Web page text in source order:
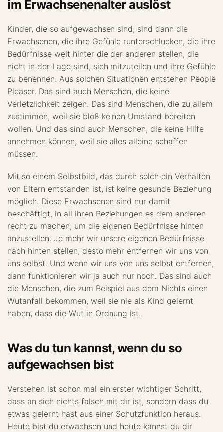
im Erwachsenenalter auslöst
Kinder, die so aufgewachsen sind, sind dann die
Erwachsenen, die ihre Gefühle runterschlucken, die ihre
Bedürfnisse weit hinter die der anderen stellen, die
nicht in der Lage sind, sich mitzuteilen und ihre Gefühle
zu benennen. Aus solchen Situationen entstehen People
Pleaser. Das sind auch Menschen, die keine
Verletzlichkeit zeigen. Das sind Menschen, die zu allem
zustimmen, weil sie bloß keinen Umstand bereiten
wollen. Und das sind auch Menschen, die keine Hilfe
annehmen können, weil sie alles alleine schaffen
müssen.
Mit so einem Selbstbild, das durch solch ein Verhalten
von Eltern entstanden ist, ist keine gesunde Beziehung
möglich. Diese Erwachsenen sind nur damit
beschäftigt, in all ihren Beziehungen es dem anderen
recht zu machen, um die eigenen Bedürfnisse hinten
anzustellen. Je mehr wir unsere eigenen Bedürfnisse
nach hinten stellen, desto mehr entfernen wir uns von
uns selbst. Und wenn wir uns von uns selbst entfernen,
dann funktionieren wir ja auch nur noch. Das sind auch
die Menschen, die zum Beispiel aus dem Nichts einen
Wutanfall bekommen, weil sie nie als Kind gelernt
haben, dass die Wut in Ordnung ist.
Was du tun kannst, wenn du so
aufgewachsen bist
Verstehen ist schon mal ein erster wichtiger Schritt,
dass an sich nichts falsch mit dir ist, sondern dass du
etwas gelernt hast aus einer Schutzfunktion heraus.
Heute bist du erwachsen und heute kannst du dir